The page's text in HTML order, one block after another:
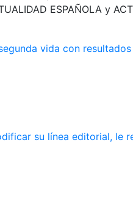
ESPAÑOLA y
vida con
su línea editorial, le